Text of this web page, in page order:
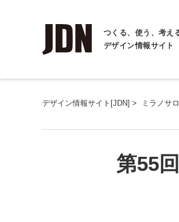
つくる、使う、考え
デザイン情報サイト
デザイン情報サイト[JDN] > ミラノサ
第55